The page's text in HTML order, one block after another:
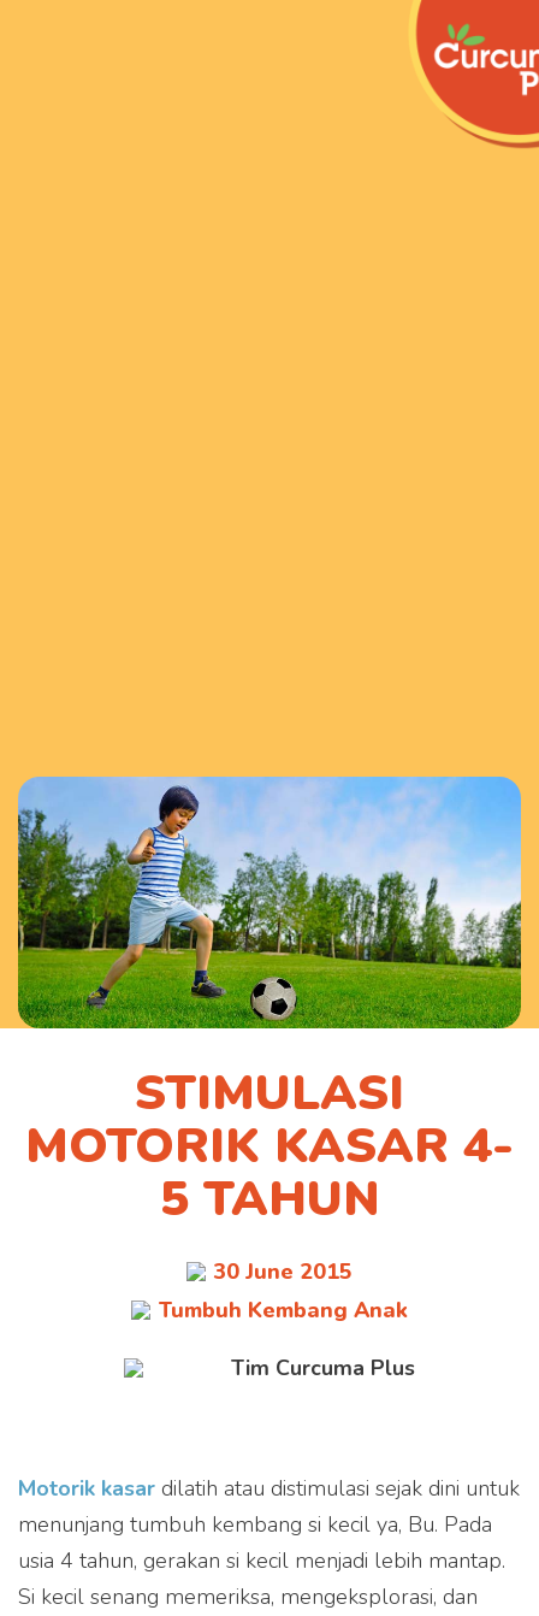
STIMULASI
MOTORIK KASAR 4-
5 TAHUN
30 June 2015
Tumbuh Kembang Anak
Tim Curcuma Plus
Motorik kasar dilatih atau distimulasi sejak dini untuk
menunjang tumbuh kembang si kecil ya, Bu. Pada
usia 4 tahun, gerakan si kecil menjadi lebih mantap.
Si kecil senang memeriksa, mengeksplorasi, dan